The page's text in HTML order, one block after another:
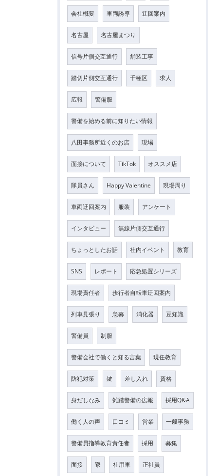
会社概要 車両誘導 迂回案内
名古屋 名古屋まつり
信号片側交互通行 舗装工事
踏切片側交互通行 千種区 求人
広報 警備服
警備を始める前に知りたい情報
八田事務所近くのお店 現場
面接について TikTok オススメ店
隊員さん Happy Valentine 現場周り
車両迂回案内 服装 アンケート
インタビュー 無線片側交互通行
ちょっとしたお話 社内イベント 教育
SNS レポート 応急処置シリーズ
現場責任者 歩行者自転車迂回案内
列車見張り 急募 消化器 豆知識
警備員 制服
警備会社で働くと知る言葉 現任教育
防犯対策 鍵 差し入れ 資格
身だしなみ 雑踏警備の広報 採用Q&A
働く人の声 口コミ 営業 一般事務
警備員指導教育責任者 採用 募集
面接 寮 社用車 正社員